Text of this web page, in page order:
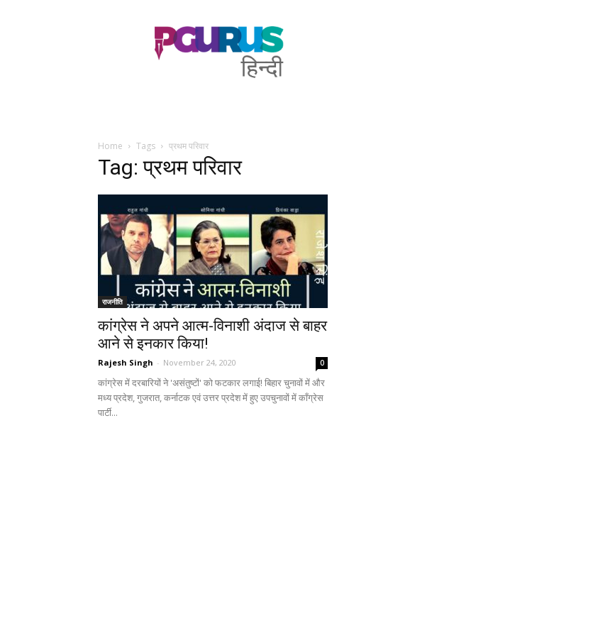
PGurus
Hindi
Home Tags प्रथम परिवार
Tag: प्रथम परिवार
राजनीति
कांग्रेस ने अपने आत्म-विनाशी अंदाज से बाहर
आने से इनकार किया!
Rajesh Singh - November 24, 2020 0
कांग्रेस में दरबारियों ने 'असंतुष्टों' को फटकार लगाई! बिहार चुनावों में और
मध्य प्रदेश, गुजरात, कर्नाटक एवं उत्तर प्रदेश में हुए उपचुनावों में काँग्रेस
पार्टी...